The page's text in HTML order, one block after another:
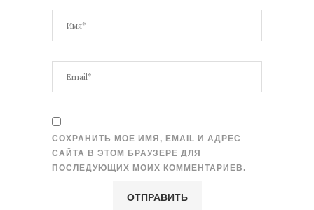
СОХРАНИТЬ МОЁ ИМЯ, EMAIL И АДРЕС
САЙТА В ЭТОМ БРАУЗЕРЕ ДЛЯ
ПОСЛЕДУЮЩИХ МОИХ КОММЕНТАРИЕВ.